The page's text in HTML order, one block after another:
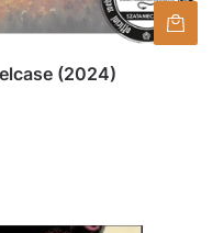
(2024)